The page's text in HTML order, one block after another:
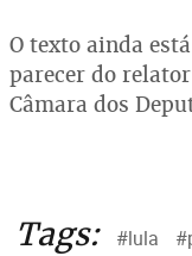
O texto ainda
parecer do
Câmara dos
Tags: #lula